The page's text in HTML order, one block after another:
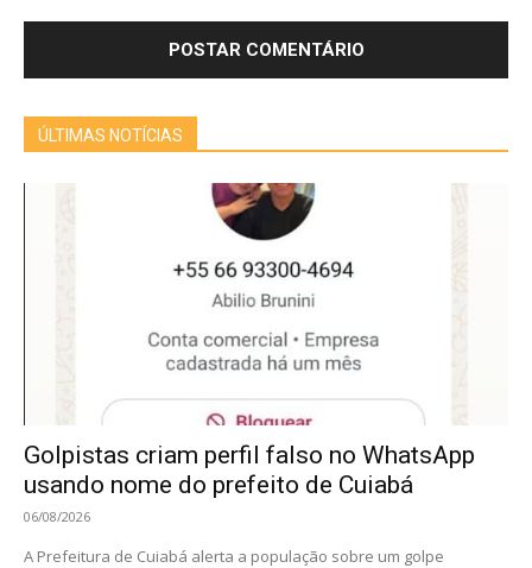
ÚLTIMAS NOTÍCIAS
Golpistas criam perfil falso no WhatsApp
usando nome do prefeito de Cuiabá
06/08/2026
A Prefeitura de Cuiabá alerta a população sobre um golpe